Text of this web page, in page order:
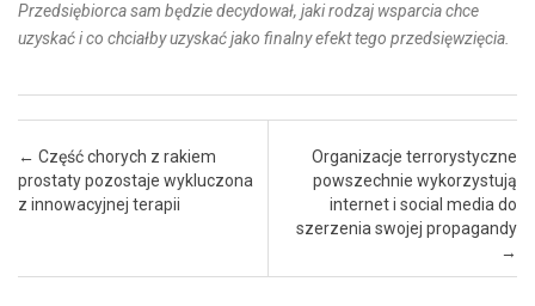
Przedsiębiorca sam będzie decydował, jaki rodzaj wsparcia chce
uzyskać i co chciałby uzyskać jako finalny efekt tego przedsięwzięcia.
Post navigation
← Część chorych z rakiem
prostaty pozostaje wykluczona
z innowacyjnej terapii
Organizacje terrorystyczne
powszechnie wykorzystują
internet i social media do
szerzenia swojej propagandy
→